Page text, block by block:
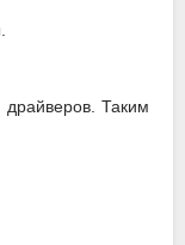
драйверов. Таким